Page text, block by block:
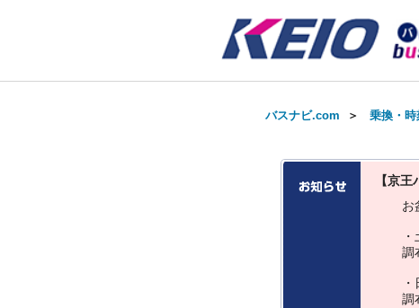
バスナビ.com ＞ 乗換・
【京
お
・
調
・
調